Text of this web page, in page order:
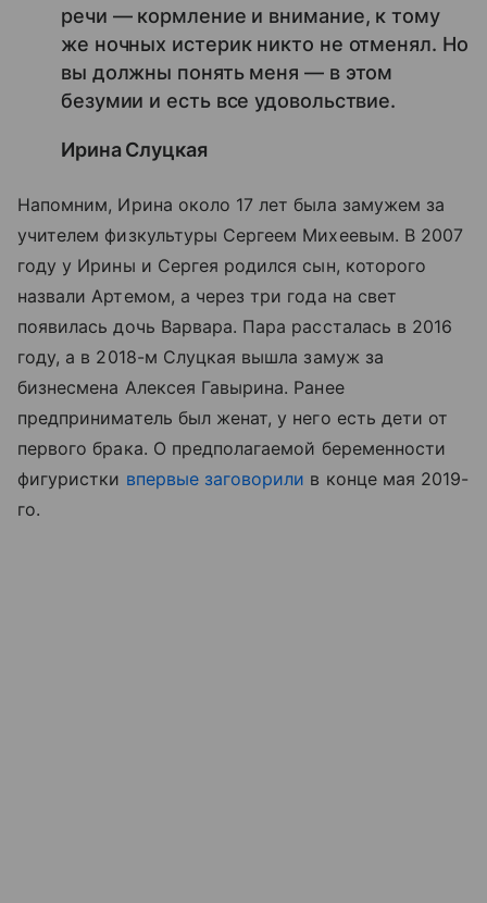
речи — кормление и внимание, к тому
же ночных истерик никто не отменял. Но
вы должны понять меня — в этом
безумии и есть все удовольствие.
Ирина Слуцкая
Напомним, Ирина около 17 лет была замужем за
учителем физкультуры Сергеем Михеевым. В 2007
году у Ирины и Сергея родился сын, которого
назвали Артемом, а через три года на свет
появилась дочь Варвара. Пара рассталась в 2016
году, а в 2018-м Слуцкая вышла замуж за
бизнесмена Алексея Гавырина. Ранее
предприниматель был женат, у него есть дети от
первого брака. О предполагаемой беременности
фигуристки впервые заговорили в конце мая 2019-
го.